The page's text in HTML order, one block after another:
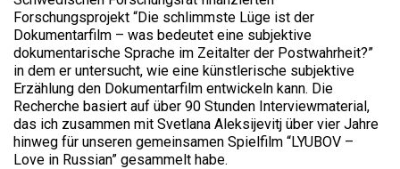
Forschungsprojekt “Die schlimmste Lüge ist der
Dokumentarfilm – was bedeutet eine subjektive
dokumentarische Sprache im Zeitalter der Postwahrheit?”
in dem er untersucht, wie eine künstlerische subjektive
Erzählung den Dokumentarfilm entwickeln kann. Die
Recherche basiert auf über 90 Stunden Interviewmaterial,
das ich zusammen mit Svetlana Aleksijevitj über vier Jahre
hinweg für unseren gemeinsamen Spielfilm “LYUBOV –
Love in Russian” gesammelt habe.